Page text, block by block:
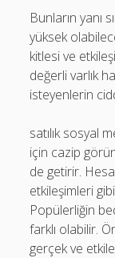
Bunların yanı
yüksek
kitlesi ve
değerli varlık
isteyenlerin
satılık sosyal
için cazip
de getirir.
etkileşimleri
Popülerliğin
farklı olabilir.
gerçek ve